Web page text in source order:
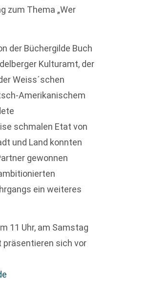
zum Thema „Wer
der Büchergilde Buch
Kulturamt, der
Weiss´schen
Amerikanischem
schmalen Etat von
und Land konnten
gewonnen
ein weiteres
11 Uhr, am Samstag
präsentieren sich vor